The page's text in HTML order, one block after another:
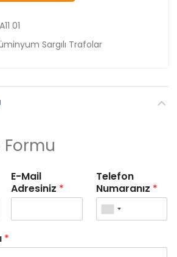
01
Sargılı Trafolar
Formu
E-Mail
Adresiniz *
Telefon
Numaranız *
*